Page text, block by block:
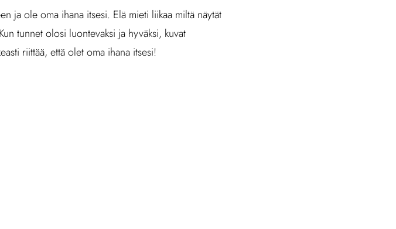
ja ole oma ihana itsesi. Elä mieti liikaa miltä näytät
tunnet olosi luontevaksi ja hyväksi, kuvat
riittää, että olet oma ihana itsesi!